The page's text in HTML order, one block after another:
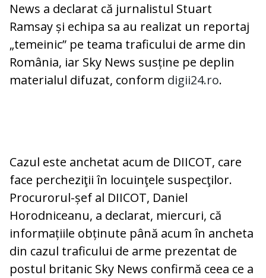
News a declarat că jurnalistul Stuart
Ramsay și echipa sa au realizat un reportaj
„temeinic” pe teama traficului de arme din
România, iar Sky News susține pe deplin
materialul difuzat, conform digii24.ro.
Cazul este anchetat acum de DIICOT, care
face percheziţii în locuinţele suspecţilor.
Procurorul-șef al DIICOT, Daniel
Horodniceanu, a declarat, miercuri, că
informațiile obținute până acum în ancheta
din cazul traficului de arme prezentat de
postul britanic Sky News confirmă ceea ce a